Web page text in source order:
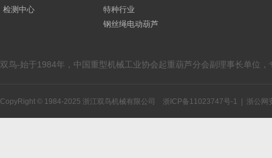
检测中心
特种行业
钢丝绳电动葫芦
双鸟-始于1984年，中国重型机械工业协会起重葫芦分会副理事长单位
CopyRight © 1984-2025 浙江双鸟机械有限公司 浙ICP备11023747号-1 浙公网